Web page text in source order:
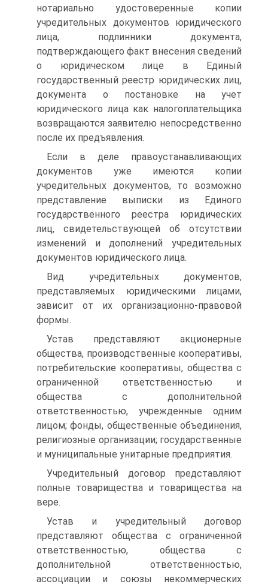
нотариально удостоверенные копии
учредительных документов юридического
лица, подлинники документа,
подтверждающего факт внесения сведений
о юридическом лице в Единый
государственный реестр юридических лиц,
документа о постановке на учет
юридического лица как налогоплательщика
возвращаются заявителю непосредственно
после их предъявления.
Если в деле правоустанавливающих
документов уже имеются копии
учредительных документов, то возможно
представление выписки из Единого
государственного реестра юридических
лиц, свидетельствующей об отсутствии
изменений и дополнений учредительных
документов юридического лица.
Вид учредительных документов,
представляемых юридическими лицами,
зависит от их организационно-правовой
формы.
Устав представляют акционерные
общества, производственные кооперативы,
потребительские кооперативы, общества с
ограниченной ответственностью и
общества с дополнительной
ответственностью, учрежденные одним
лицом; фонды, общественные объединения,
религиозные организации; государственные
и муниципальные унитарные предприятия.
Учредительный договор представляют
полные товарищества и товарищества на
вере.
Устав и учредительный договор
представляют общества с ограниченной
ответственностью, общества с
дополнительной ответственностью,
ассоциации и союзы некоммерческих